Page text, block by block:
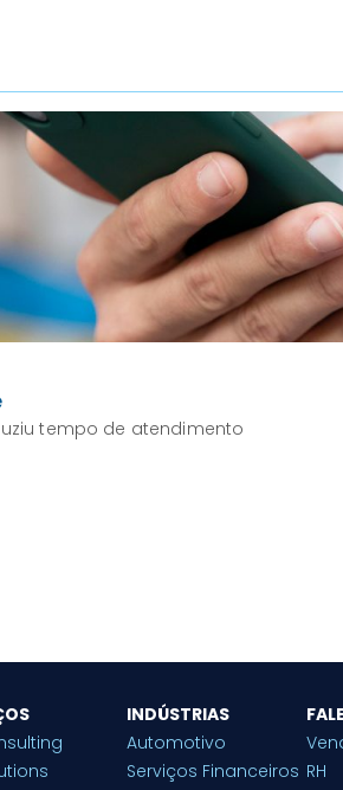
tempo de atendimento
INDÚSTRIAS
Automotivo
Serviços Financeiros RH